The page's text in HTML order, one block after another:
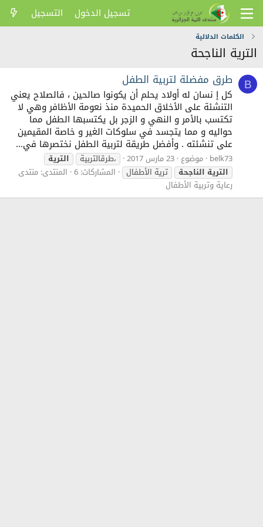
تسجيل الدخول التسجيل
الكلمات الدلالية
الترية الناجحة
B طرق مفضلة لتربية الطفل
كل إ نسان له أولاد يحلم أن يكونوا صالحين ، فالصلاح يعني
التنشئة على الأخلاق الحميدة منذ نعومة الأظافر وهي لا
تكتسب بالأمر و النهي و الزجر بل يكتسبها الطفل مما
حواليه و مما يتجسد في سلوكات الغير و خاصة المقيمين
على تنشئته . وأفضل طريقة لتربية الطفل نختصرها في...
belk73 موضوع 23 مارس 2017 ،طرقالتربية
الترية
التريةالناجحة ترية الأطفال المشاركات: 6 المنتدى: منتدى
رعاية وتربية الأطفال